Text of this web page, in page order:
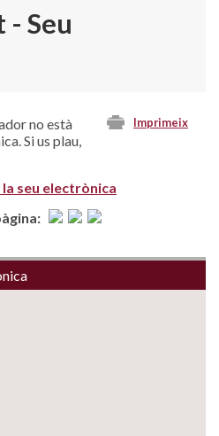
Seu
Imprimeix
no està
Si us plau,
seu electrònica